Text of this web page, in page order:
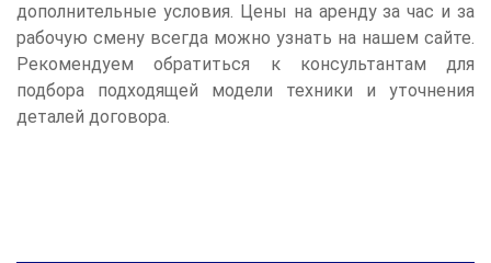
дополнительные условия. Цены на аренду за час и за
рабочую смену всегда можно узнать на нашем сайте.
Рекомендуем обратиться к консультантам для
подбора подходящей модели техники и уточнения
деталей договора.